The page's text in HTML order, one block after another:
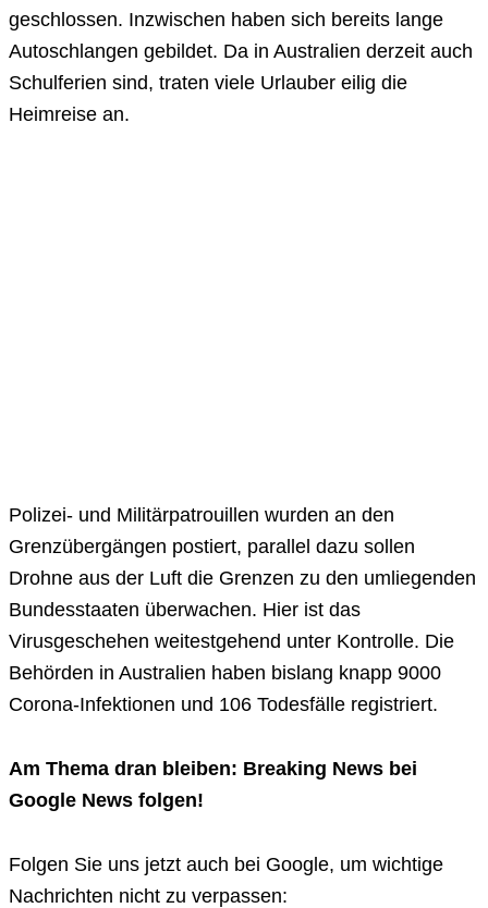
geschlossen. Inzwischen haben sich bereits lange
Autoschlangen gebildet. Da in Australien derzeit auch
Schulferien sind, traten viele Urlauber eilig die
Heimreise an.
Polizei- und Militärpatrouillen wurden an den
Grenzübergängen postiert, parallel dazu sollen
Drohne aus der Luft die Grenzen zu den umliegenden
Bundesstaaten überwachen. Hier ist das
Virusgeschehen weitestgehend unter Kontrolle. Die
Behörden in Australien haben bislang knapp 9000
Corona-Infektionen und 106 Todesfälle registriert.
Am Thema dran bleiben: Breaking News bei
Google News folgen!
Folgen Sie uns jetzt auch bei Google, um wichtige
Nachrichten nicht zu verpassen: